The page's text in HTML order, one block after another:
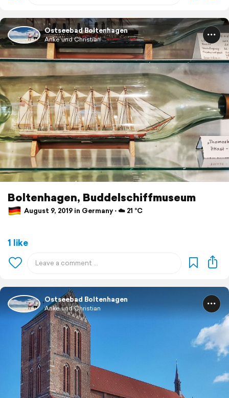
Ostseebad Boltenhagen
Anke und Christian
Boltenhagen, Buddelschiffmuseum
August 9, 2019 in Germany ⋅ ☁️ 21 °C
1 like
Ostseebad Boltenhagen
Anke und Christian